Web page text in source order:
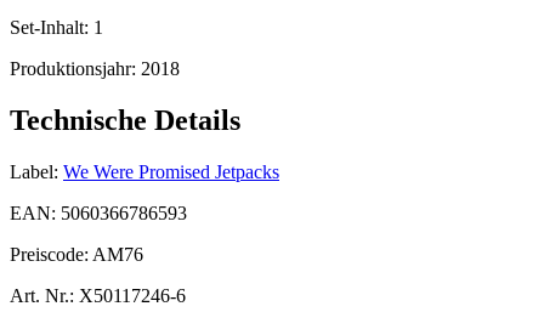
Set-Inhalt: 1
Produktionsjahr: 2018
Technische Details
Label: We Were Promised Jetpacks
EAN: 5060366786593
Preiscode: AM76
Art. Nr.: X50117246-6